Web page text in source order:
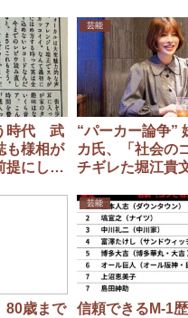
時代 武
も様相が
提にした
くれる
芸能
“パーカー論争”
カ氏、「社会の
チギレた堀江貴
80歳まで
芸能
信頼できるM-1